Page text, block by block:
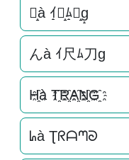
ん̝à ｲ̝尺̝ﾑ̝刀̝g̝
んà ｲ尺ﾑ刀g
H҈à T҈R҈A҈N҈G҈
ᖺà Ʈᖇᗩᘉᘐ